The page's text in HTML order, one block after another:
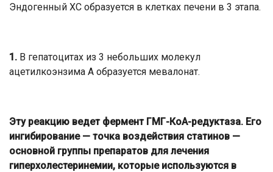
Эндогенный ХС образуется в клетках печени в 3 этапа.
1. В гепатоцитах из 3 небольших молекул
ацетилкоэнзима А образуется мевалонат.
Эту реакцию ведет фермент ГМГ-КоА-редуктаза. Его
ингибирование — точка воздействия статинов —
основной группы препаратов для лечения
гиперхолестеринемии, которые используются в